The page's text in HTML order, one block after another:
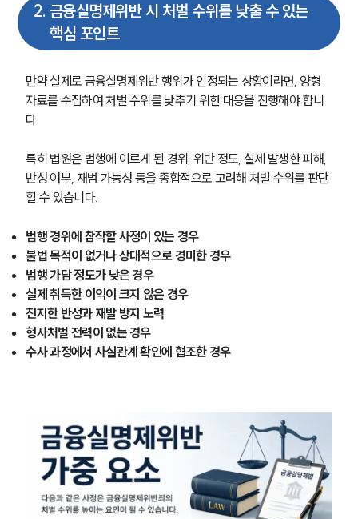
2. 금융실명제위반 시 처벌 수위를 낮출 수 있는
핵심 포인트
만약 실제로 금융실명제위반 행위가 인정되는 상황이라면, 양형
자료를 수집하여 처벌 수위를 낮추기 위한 대응을 진행해야 합니
다.
특히 법원은 범행에 이르게 된 경위, 위반 정도, 실제 발생한 피해,
반성 여부, 재범 가능성 등을 종합적으로 고려해 처벌 수위를 판단
할 수 있습니다.
범행 경위에 참작할 사정이 있는 경우
불법 목적이 없거나 상대적으로 경미한 경우
범행 가담 정도가 낮은 경우
실제 취득한 이익이 크지 않은 경우
진지한 반성과 재발 방지 노력
형사처벌 전력이 없는 경우
수사 과정에서 사실관계 확인에 협조한 경우